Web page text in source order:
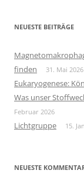
NEUESTE BEITRÄGE
finden
31. Mai 2026
Eukaryogenese:
Was unser
Februar 2026
Lichtgruppe 15.
NEUESTE